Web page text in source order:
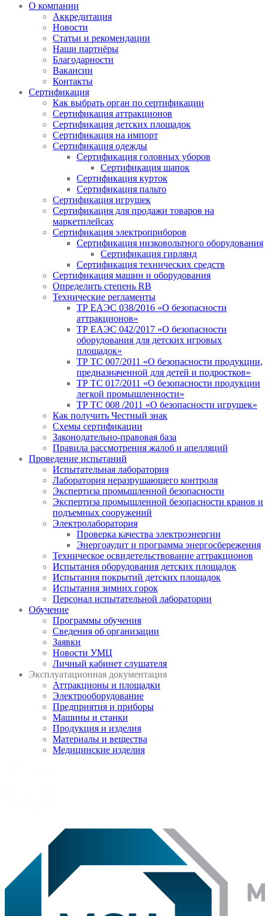
О компании
Аккредитация
Новости
Статьи и рекомендации
Наши партнёры
Благодарности
Вакансии
Контакты
Сертификация
Как выбрать орган по сертификации
Сертификация аттракционов
Сертификация детских площадок
Сертификация на импорт
Сертификация одежды
Сертификация головных уборов
Сертификация шапок
Сертификация курток
Сертификация пальто
Сертификация игрушек
Сертификация для продажи товаров на
маркетплейсах
Сертификация электроприборов
Сертификация низковольтного оборудования
Сертификация гирлянд
Сертификация технических средств
Сертификация машин и оборудования
Определить степень RB
Технические регламенты
ТР ЕАЭС 038/2016 «О безопасности
аттракционов»
ТР ЕАЭС 042/2017 «О безопасности
оборудования для детских игровых
площадок»
ТР ТС 007/2011 «О безопасности продукции,
предназначенной для детей и подростков»
ТР ТС 017/2011 «О безопасности продукции
легкой промышленности»
ТР ТС 008 /2011 «О безопасности игрушек»
Как получить Честный знак
Схемы сертификации
Законодательно-правовая база
Правила рассмотрения жалоб и апелляций
Проведение испытаний
Испытательная лаборатория
Лаборатория неразрушающего контроля
Экспертиза промышленной безопасности
Экспертиза промышленной безопасности кранов и
подъемных сооружений
Электролаборатория
Проверка качества электроэнергии
Энергоаудит и программа энергосбережения
Техническое освидетельствование аттракционов
Испытания оборудования детских площадок
Испытания покрытий детских площадок
Испытания зимних горок
Персонал испытательной лаборатории
Обучение
Программы обучения
Сведения об организации
Заявки
Новости УМЦ
Личный кабинет слушателя
Эксплуатационная документация
Аттракционы и площадки
Электрооборудование
Предприятия и приборы
Машины и станки
Продукция и изделия
Материалы и вещества
Медицинские изделия